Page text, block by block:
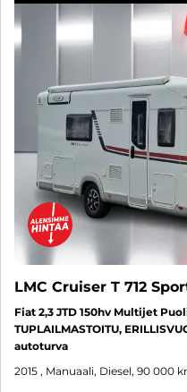
LMC Cruiser T 712
Fiat 2,3 JTD 150hv Multijet
TUPLAILMASTOITU,
autoturva
2015 , Manuaali, Diesel, 90 000